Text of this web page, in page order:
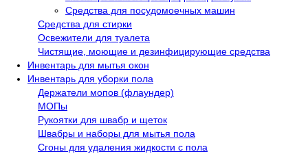
Средства для посудомоечных машин
Средства для стирки
Освежители для туалета
Чистящие, моющие и дезинфицирующие средства
Инвентарь для мытья окон
Инвентарь для уборки пола
Держатели мопов (флаундер)
МОПы
Рукоятки для швабр и щеток
Швабры и наборы для мытья пола
Сгоны для удаления жидкости с пола